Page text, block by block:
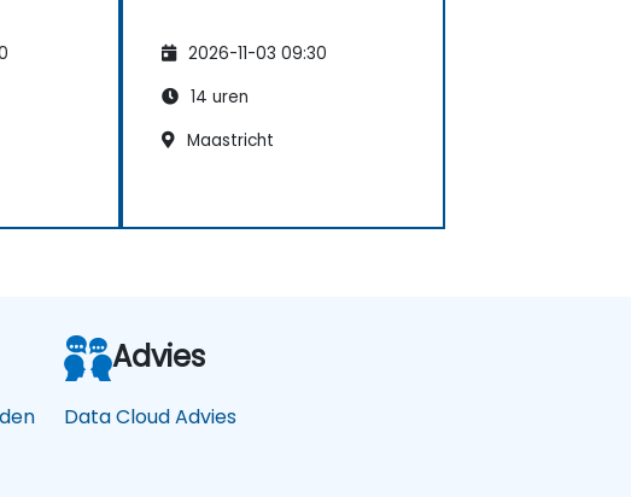
2026-11-03 09:30
14 uren
Maastricht
Advies
Data Cloud Advies